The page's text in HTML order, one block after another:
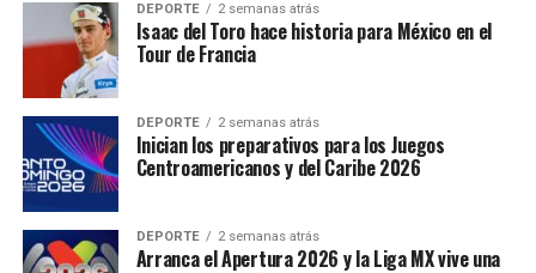
DEPORTE 2 semanas atrás
Isaac del Toro hace historia para México en el
Tour de Francia
DEPORTE 2 semanas atrás
Inician los preparativos para los Juegos
Centroamericanos y del Caribe 2026
DEPORTE 2 semanas atrás
Arranca el Apertura 2026 y la Liga MX vive una